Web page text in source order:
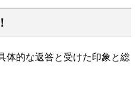
体的な返答と受けた印象と総